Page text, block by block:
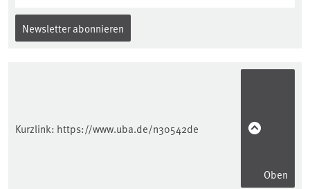
Newsletter abonnieren
Kurzlink: https://www.uba.de/n30542de
Oben